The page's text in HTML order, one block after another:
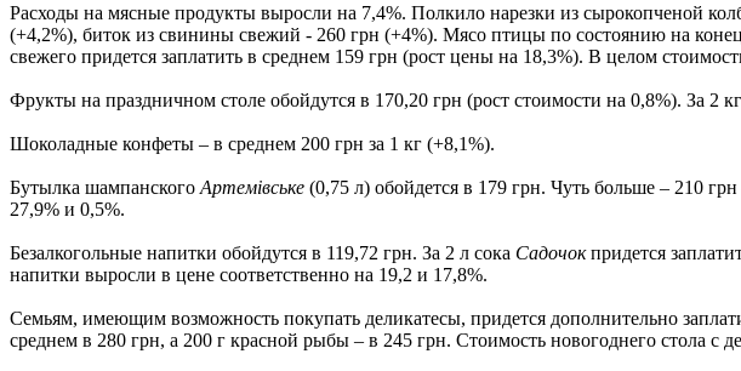
Расходы на мясные продукты выросли на 7,4%. Полкило нарезки из сырокопченой
(+4,2%), биток из свинины свежий - 260 грн (+4%). Мясо птицы по состоянию на
свежего придется заплатить в среднем 159 грн (рост цены на 18,3%). В целом
Фрукты на праздничном столе обойдутся в 170,20 грн (рост стоимости на 0,8%). За 2
Шоколадные конфеты – в среднем 200 грн за 1 кг (+8,1%).
Бутылка шампанского Артемівське (0,75 л) обойдется в 179 грн. Чуть больше – 210
27,9% и 0,5%.
Безалкогольные напитки обойдутся в 119,72 грн. За 2 л сока Садочокпридется
напитки выросли в цене соответственно на 19,2 и 17,8%.
Семьям, имеющим возможность покупать деликатесы, придется дополнительно
среднем в 280 грн, а 200 г красной рыбы – в 245 грн. Стоимость новогоднего стола с